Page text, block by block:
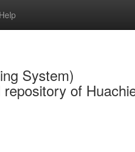
Help
System)
of